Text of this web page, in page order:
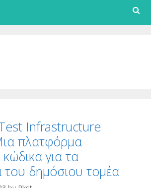
Search
Infrastructure
πλατφόρμα
για τα
του δημόσιου τομέα